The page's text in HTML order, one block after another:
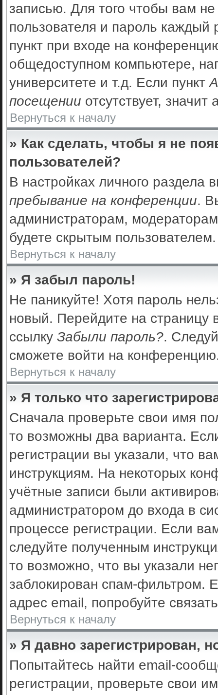
записью. Для того чтобы вам
пользователя и пароль
пункт при входе на
общедоступном компьютере,
университете и т.д. Если пункт
посещении отсутствует,
Вернуться к началу
» Как сделать, чтобы я не
пользователей?
В настройках личного раздела
пребывание на конференции.
администраторам,
будете скрытым пользователем.
Вернуться к началу
» Я забыл пароль!
Не паникуйте! Хотя пароль
новый. Перейдите на
ссылку Забыли пароль?.
сможете войти на
Вернуться к началу
» Я только что
Сначала проверьте свои имя
то возможны два варианта.
регистрации вы указали, что
инструкциям. На некоторых
учётные записи были
администратором до входа в
процессе регистрации. Если
следуйте полученным
то возможно, что вы указали
заблокирован спам-фильтром.
адрес email, попробуйте
Вернуться к началу
» Я давно зарегистрирован,
Попытайтесь найти email-
регистрации, проверьте свои